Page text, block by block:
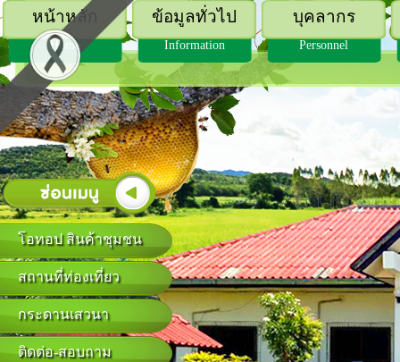
โอทอป สินค้าชุมชน
สถานที่ท่องเที่ยว
กระดานเสวนา
ติดต่อ-สอบถาม
หน้าหลัก
Home
ข้อมูลทั่วไป
Information
บุคลากร
Personnel